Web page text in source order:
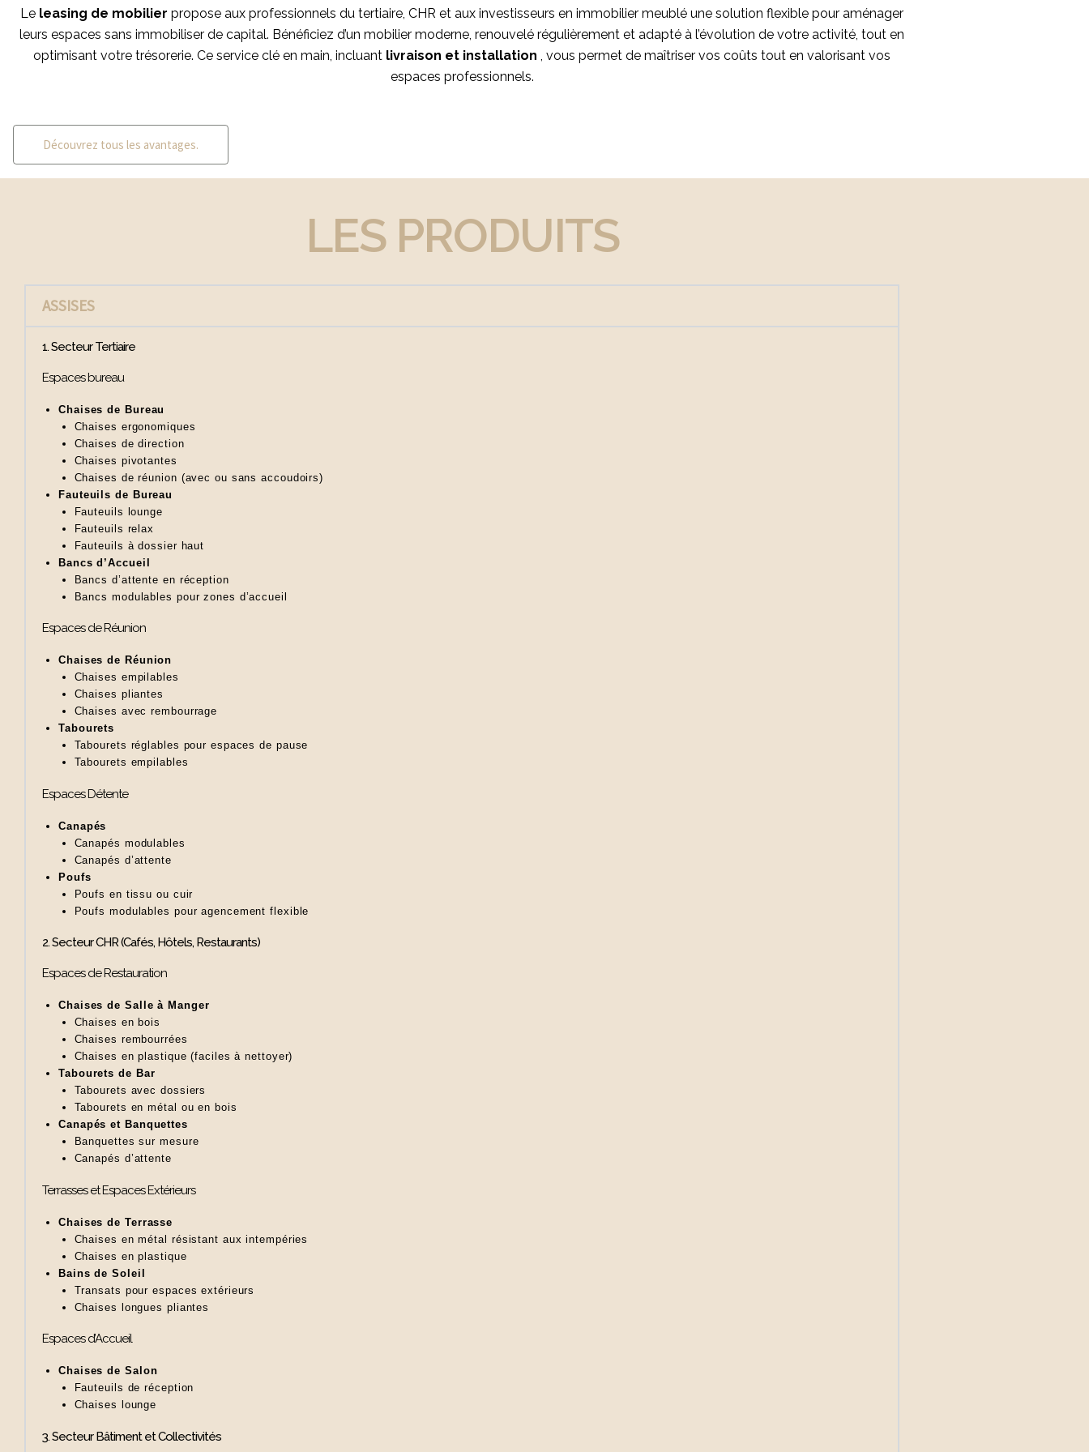
Le leasing de mobilier propose aux professionnels du tertiaire, CHR et aux investisseurs en immobilier meublé une solution flexible pour aménager
leurs espaces sans immobiliser de capital. Bénéficiez d’un mobilier moderne, renouvelé régulièrement et adapté à l’évolution de votre activité, tout en
optimisant votre trésorerie. Ce service clé en main, incluant livraison et installation , vous permet de maîtriser vos coûts tout en valorisant vos
espaces professionnels.
Découvrez tous les avantages.
LES PRODUITS
ASSISES
1. Secteur Tertiaire
Espaces bureau
Chaises de Bureau
Chaises ergonomiques
Chaises de direction
Chaises pivotantes
Chaises de réunion (avec ou sans accoudoirs)
Fauteuils de Bureau
Fauteuils lounge
Fauteuils relax
Fauteuils à dossier haut
Bancs d’Accueil
Bancs d’attente en réception
Bancs modulables pour zones d’accueil
Espaces de Réunion
Chaises de Réunion
Chaises empilables
Chaises pliantes
Chaises avec rembourrage
Tabourets
Tabourets réglables pour espaces de pause
Tabourets empilables
Espaces Détente
Canapés
Canapés modulables
Canapés d’attente
Poufs
Poufs en tissu ou cuir
Poufs modulables pour agencement flexible
2. Secteur CHR (Cafés, Hôtels, Restaurants)
Espaces de Restauration
Chaises de Salle à Manger
Chaises en bois
Chaises rembourrées
Chaises en plastique (faciles à nettoyer)
Tabourets de Bar
Tabourets avec dossiers
Tabourets en métal ou en bois
Canapés et Banquettes
Banquettes sur mesure
Canapés d’attente
Terrasses et Espaces Extérieurs
Chaises de Terrasse
Chaises en métal résistant aux intempéries
Chaises en plastique
Bains de Soleil
Transats pour espaces extérieurs
Chaises longues pliantes
Espaces d’Accueil
Chaises de Salon
Fauteuils de réception
Chaises lounge
3. Secteur Bâtiment et Collectivités